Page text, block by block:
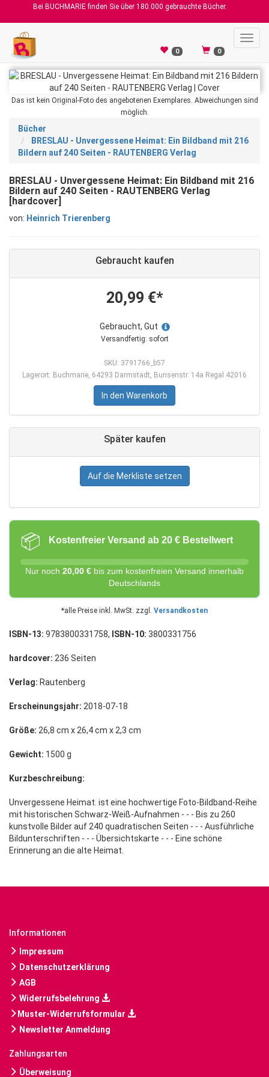
Bei BUCHMARIE finden Sie über 180.000 gebrauchte Bücher.
0 0
Das ist kein Original-Foto des angebotenen Exemplares. Abweichungen sind
möglich.
Bücher
BRESLAU - Unvergessene Heimat: Ein Bildband mit 216
Bildern auf 240 Seiten - RAUTENBERG Verlag
BRESLAU - Unvergessene Heimat: Ein Bildband mit 216
Bildern auf 240 Seiten - RAUTENBERG Verlag
[hardcover]
von: Heinrich Trierenberg
Gebraucht kaufen
20,99 €*
Gebraucht, Gut
Versandfertig: sofort
SKU: 3791766_b57
Lagerort: Buchmarie, 64293 Darmstadt, Bunsenstr. 14a Regal 42016
In den Warenkorb
Später kaufen
Auf die Merkliste setzen
📦 Kostenfreier Versand ab 20 € Bestellwert
Nur noch 20,00 € bis zum kostenfreien Versand innerhalb
Deutschlands
*alle Preise inkl. MwSt. zzgl. Versandkosten
ISBN-13: 9783800331758, ISBN-10: 3800331756
hardcover: 236 Seiten
Verlag: Rautenberg
Erscheinungsjahr: 2018-07-18
Größe: 26,8 cm x 26,4 cm x 2,3 cm
Gewicht: 1500 g
Kurzbeschreibung:
Unvergessene Heimat. ist eine hochwertige Foto-Bildband-Reihe
mit historischen Schwarz-Weiß-Aufnahmen - - - Bis zu 260
kunstvolle Bilder auf 240 quadratischen Seiten - - - Ausführliche
Bildunterschriften - - - Übersichtskarte - - - Eine schöne
Erinnerung an die alte Heimat.
Informationen
Impressum
Datenschutzerklärung
AGB
Widerrufsbelehrung
Muster-Widerrufsformular
Newsletter Anmeldung
Zahlungsarten
Überweisung